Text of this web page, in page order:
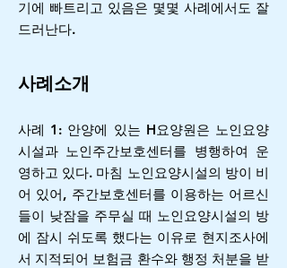
기에 빠트리고 있음은 몇몇 사례에서도 잘
드러난다.
사례소개
사례 1: 안양에 있는 H요양원은 노인요양
시설과 노인주간보호센터를 병행하여 운
영하고 있다. 마침 노인요양시설의 방이 비
어 있어, 주간보호센터를 이용하는 어르신
들이 낮잠을 주무실 때 노인요양시설의 방
에 잠시 쉬도록 했다는 이유로 현지조사에
서 지적되어 보험금 환수와 행정 처분을 받